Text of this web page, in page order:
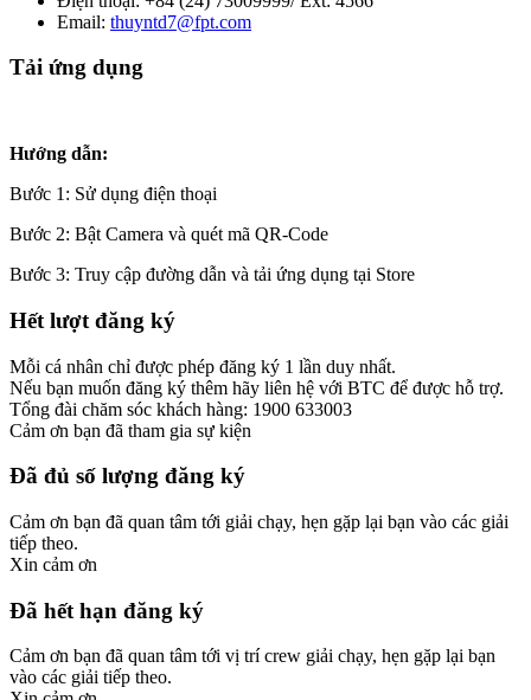
Email: thuyntd7@fpt.com
Tải ứng dụng
Hướng dẫn:
Bước 1: Sử dụng điện thoại
Bước 2: Bật Camera và quét mã QR-Code
Bước 3: Truy cập đường dẫn và tải ứng dụng tại Store
Hết lượt đăng ký
Mỗi cá nhân chỉ được phép đăng ký 1 lần duy nhất.
Nếu bạn muốn đăng ký thêm hãy liên hệ với BTC để được hỗ trợ.
Tổng đài chăm sóc khách hàng: 1900 633003
Cảm ơn bạn đã tham gia sự kiện
Đã đủ số lượng đăng ký
Cảm ơn bạn đã quan tâm tới giải chạy, hẹn gặp lại bạn vào các giải
tiếp theo.
Xin cảm ơn
Đã hết hạn đăng ký
Cảm ơn bạn đã quan tâm tới vị trí crew giải chạy, hẹn gặp lại bạn
vào các giải tiếp theo.